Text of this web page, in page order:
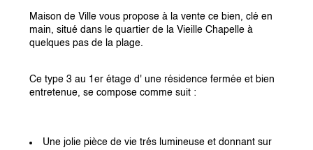
Maison de Ville vous propose à la vente ce bien, clé en
main, situé dans le quartier de la Vieille Chapelle à
quelques pas de la plage.
Ce type 3 au 1er étage d' une résidence fermée et bien
entretenue, se compose comme suit :
Une jolie pièce de vie trés lumineuse et donnant sur